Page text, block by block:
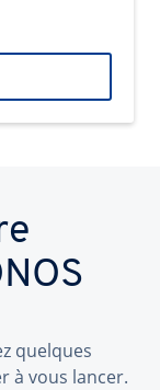
quelques
à vous lancer.